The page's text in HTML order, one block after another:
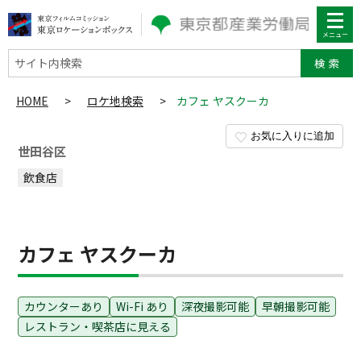
サイト内検索
HOME > ロケ地検索 > カフェ ヤスクーカ
お気に入りに追加
世田谷区
飲食店
カフェ ヤスクーカ
カウンターあり Wi-Fi あり 深夜撮影可能
早朝撮影可能
レストラン・喫茶店に見える